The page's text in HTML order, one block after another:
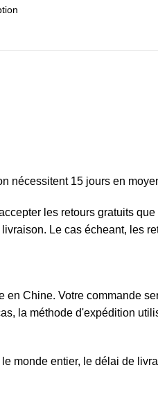
nécessitent 15 jours en
les retours gratuits
Le cas écheant, les
Chine. Votre commande
la méthode d'expédition
monde entier, le délai de